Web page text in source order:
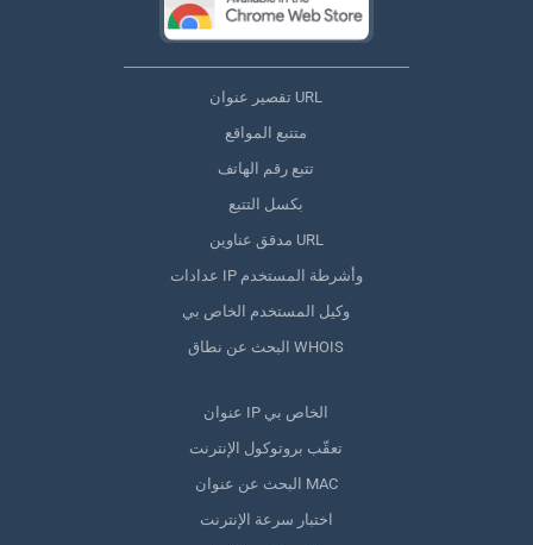
تقصير عنوان URL
متتبع المواقع
تتبع رقم الهاتف
بكسل التتبع
مدقق عناوين URL
عدادات IP وأشرطة المستخدم
وكيل المستخدم الخاص بي
البحث عن نطاق WHOIS
عنوان IP الخاص بي
تعقّب بروتوكول الإنترنت
البحث عن عنوان MAC
اختبار سرعة الإنترنت